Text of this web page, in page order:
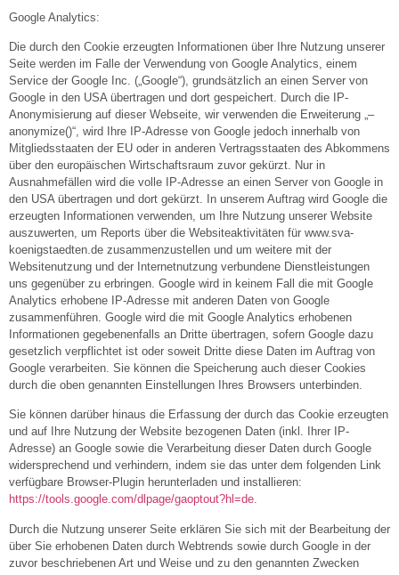
Google Analytics:
Die durch den Cookie erzeugten Informationen über Ihre Nutzung unserer
Seite werden im Falle der Verwendung von Google Analytics, einem
Service der Google Inc. („Google“), grundsätzlich an einen Server von
Google in den USA übertragen und dort gespeichert. Durch die IP-
Anonymisierung auf dieser Webseite, wir verwenden die Erweiterung „–
anonymize()“, wird Ihre IP-Adresse von Google jedoch innerhalb von
Mitgliedsstaaten der EU oder in anderen Vertragsstaaten des Abkommens
über den europäischen Wirtschaftsraum zuvor gekürzt. Nur in
Ausnahmefällen wird die volle IP-Adresse an einen Server von Google in
den USA übertragen und dort gekürzt. In unserem Auftrag wird Google die
erzeugten Informationen verwenden, um Ihre Nutzung unserer Website
auszuwerten, um Reports über die Websiteaktivitäten für www.sva-
koenigstaedten.de zusammenzustellen und um weitere mit der
Websitenutzung und der Internetnutzung verbundene Dienstleistungen
uns gegenüber zu erbringen. Google wird in keinem Fall die mit Google
Analytics erhobene IP-Adresse mit anderen Daten von Google
zusammenführen. Google wird die mit Google Analytics erhobenen
Informationen gegebenenfalls an Dritte übertragen, sofern Google dazu
gesetzlich verpflichtet ist oder soweit Dritte diese Daten im Auftrag von
Google verarbeiten. Sie können die Speicherung auch dieser Cookies
durch die oben genannten Einstellungen Ihres Browsers unterbinden.
Sie können darüber hinaus die Erfassung der durch das Cookie erzeugten
und auf Ihre Nutzung der Website bezogenen Daten (inkl. Ihrer IP-
Adresse) an Google sowie die Verarbeitung dieser Daten durch Google
widersprechend und verhindern, indem sie das unter dem folgenden Link
verfügbare Browser-Plugin herunterladen und installieren:
https://tools.google.com/dlpage/gaoptout?hl=de.
Durch die Nutzung unserer Seite erklären Sie sich mit der Bearbeitung der
über Sie erhobenen Daten durch Webtrends sowie durch Google in der
zuvor beschriebenen Art und Weise und zu den genannten Zwecken